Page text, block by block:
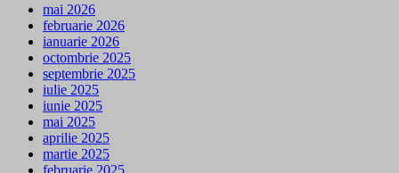
mai 2026
februarie 2026
ianuarie 2026
octombrie 2025
septembrie 2025
iulie 2025
iunie 2025
mai 2025
aprilie 2025
martie 2025
februarie 2025